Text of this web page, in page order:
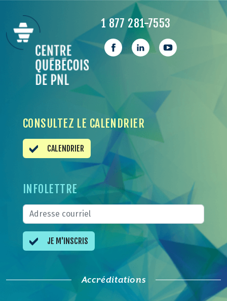
1 877 281-7553
CONSULTEZ LE CALENDRIER
CALENDRIER
INFOLETTRE
JE M'INSCRIS
Accréditations